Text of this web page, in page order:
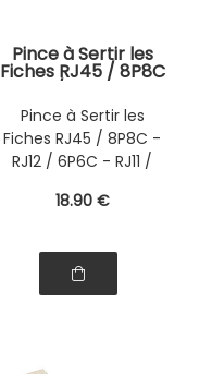
Pince à Sertir les
Fiches RJ45 / 8P8C
- RJ12 / 6P6C - RJ11
/ 6P4C - RJ09 /
4P4C / AVEC
CREMAILLERE
Pince à Sertir les
Fiches RJ45 / 8P8C -
RJ12 / 6P6C - RJ11 /
18.90 €